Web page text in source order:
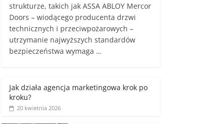
strukturze, takich jak ASSA ABLOY Mercor
Doors – wiodącego producenta drzwi
technicznych i przeciwpożarowych –
utrzymanie najwyższych standardów
bezpieczeństwa wymaga …
Jak działa agencja marketingowa krok po
kroku?
20 kwietnia 2026